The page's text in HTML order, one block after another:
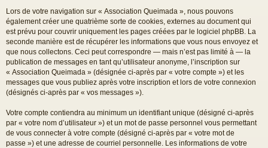
Lors de votre navigation sur « Association Queimada », nous pouvons
également créer une quatrième sorte de cookies, externes au document qui
est prévu pour couvrir uniquement les pages créées par le logiciel phpBB. La
seconde manière est de récupérer les informations que vous nous envoyez et
que nous collectons. Ceci peut correspondre — mais n’est pas limité à — la
publication de messages en tant qu’utilisateur anonyme, l’inscription sur
« Association Queimada » (désignée ci-après par « votre compte ») et les
messages que vous publiez après votre inscription et lors de votre connexion
(désignés ci-après par « vos messages »).
Votre compte contiendra au minimum un identifiant unique (désigné ci-après
par « votre nom d’utilisateur ») et un mot de passe personnel vous permettant
de vous connecter à votre compte (désigné ci-après par « votre mot de
passe ») et une adresse de courriel personnelle. Les informations de votre